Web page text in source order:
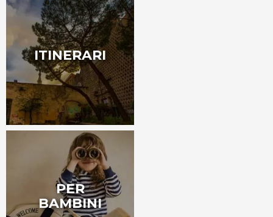
ITINERARI
PER
BAMBINI